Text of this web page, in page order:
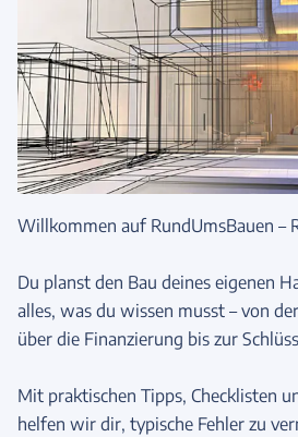
Willkommen auf RundUmsBauen –
Du planst den Bau deines eigenen
alles, was du wissen musst – von
über die Finanzierung bis zur
Mit praktischen Tipps, Checklisten
helfen wir dir, typische Fehler zu